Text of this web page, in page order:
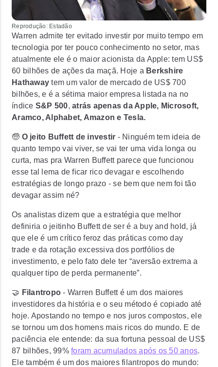
Reprodução: Estadão
Warren admite ter evitado investir por muito tempo em
tecnologia por ter pouco conhecimento no setor, mas
atualmente ele é o maior acionista da Apple: tem US$
60 bilhões de ações da maçã. Hoje a Berkshire
Hathaway tem um valor de mercado de US$ 700
bilhões, e é a sétima maior empresa listada na no
índice S&P 500, atrás apenas da Apple, Microsoft,
Aramco, Alphabet, Amazon e Tesla.
🧓 O jeito Buffett de investir - Ninguém tem ideia de
quanto tempo vai viver, se vai ter uma vida longa ou
curta, mas pra Warren Buffett parece que funcionou
esse tal lema deficar rico devagar e escolhendo
estratégias de longo prazo - se bem que nem foi tão
devagar assim né?
Os analistas dizem que a estratégia que melhor
definiria o jeitinho Buffett de ser é a buy and hold, já
que ele é um crítico feroz das práticas como day
trade e da rotação excessiva dos portfólios de
investimento, e pelo fato dele ter “aversão extrema a
qualquer tipo de perda permanente”.
🤝 Filantropo - Warren Buffett é um dos maiores
investidores da história e o seu método é copiado até
hoje. Apostando no tempo e nos juros compostos, ele
se tornou um dos homens mais ricos do mundo. E de
paciência ele entende: da sua fortuna pessoal de US$
87 bilhões, 99% foram acumulados após os 50 anos.
Ele também é um dos maiores filantropos do mundo: